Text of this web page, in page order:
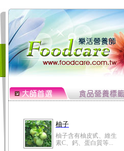
柚子
柚子含有柚皮甙、維生
素C、鈣、蛋白質等...